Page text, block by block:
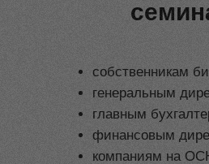
собственникам
генеральным
главным
финансовым
компаниям на